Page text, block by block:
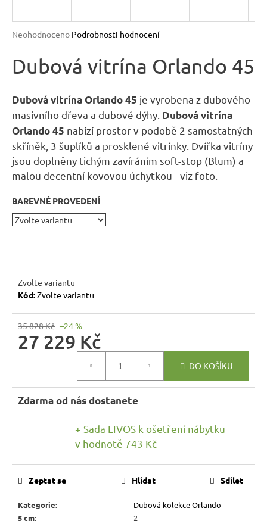
Průměrné
produktu
je
z
hvězdiček.
Neohodnoceno Podrobnosti hodnocení
Dubová vitrína Orlando 45
Dubová vitrína Orlando 45 je vyrobena z dubového
masivního dřeva a dubové dýhy. Dubová vitrína
Orlando 45 nabízí prostor v podobě 2 samostatných
skříněk, 3 šuplíků a prosklené vitrínky. Dvířka vitríny
jsou doplněny tichým zavíráním soft-stop (Blum) a
malou decentní kovovou úchytkou - viz foto.
BAREVNÉ PROVEDENÍ
Zvolte variantu
Kód:Zvolte variantu
35 828 Kč –24 %
27 229 Kč
DO KOŠÍKU
Zdarma od nás dostanete
+ Sada LIVOS k ošetření nábytku
v hodnotě 743 Kč
Kategorie:
Dubová kolekce Orlando
5 cm:
2
Zeptat se Hlídat Sdílet
A
a
í
?
HLEDAT
D
o
u
u
RUSTIKÁLNÍ
403
Původně:
670
Kč